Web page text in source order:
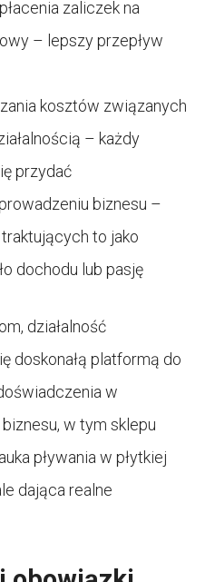
zaliczek na
– lepszy przepływ
kosztów związanych
– każdy
przydać
biznesu –
to jako
dochodu lub pasję
działalność
doskonałą platformą do
w
w tym sklepu
pływania w płytkiej
dająca realne